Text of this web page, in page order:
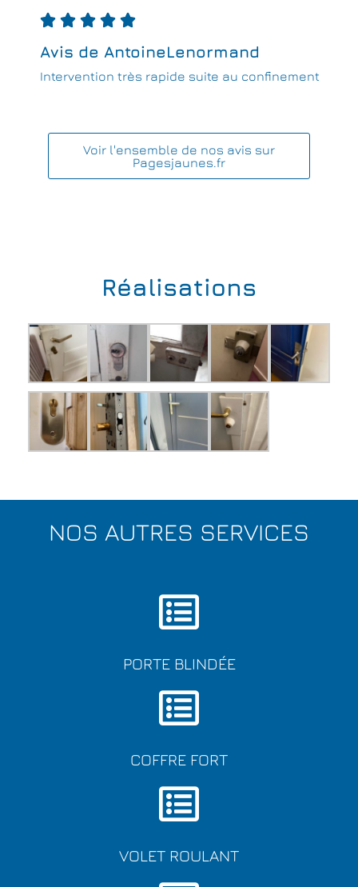
    
Avis de AntoineLenormand
Intervention très rapide suite au confinement
Voir l'ensemble de nos avis sur
Pagesjaunes.fr
Réalisations
NOS AUTRES SERVICES
PORTE BLINDÉE
COFFRE FORT
VOLET ROULANT